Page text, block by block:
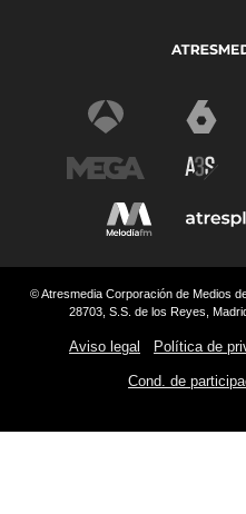
© Atresmedia Corporación de Medios
28703, S.S. de los Reyes,
Aviso legal Política de
Cond. de